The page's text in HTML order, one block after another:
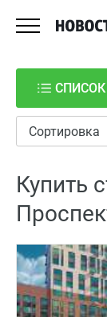
СПИСОК
Сортировка
Купить